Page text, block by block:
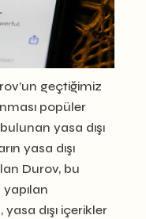
geçtiğimiz
popüler
yasa dışı
yasa dışı
Durov, bu
dışı içerikler